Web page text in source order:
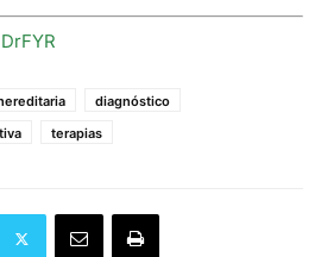
diagnóstico
terapias